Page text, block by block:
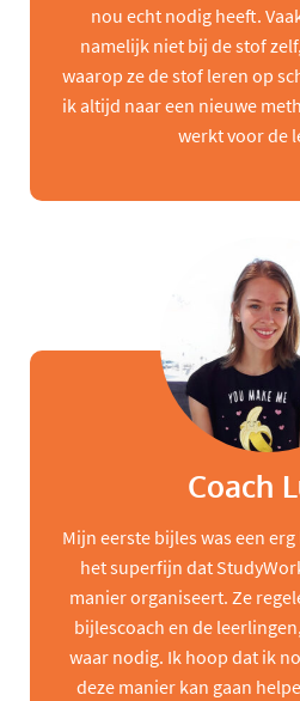
nou echt nodig heeft.
namelijk niet bij de stof
waarop ze de stof leren op
ik altijd naar een nieuwe
werkt voor de
Coach
Mijn eerste bijles was een
het superfijn dat
manier organiseert. Ze
bijlescoach en de
waar nodig. Ik hoop dat ik
deze manier kan gaan